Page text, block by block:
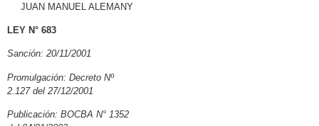
JUAN MANUEL ALEMANY
LEY N° 683
Sanción: 20/11/2001
Promulgación: Decreto Nº
2.127 del 27/12/2001
Publicación: BOCBA N° 1352